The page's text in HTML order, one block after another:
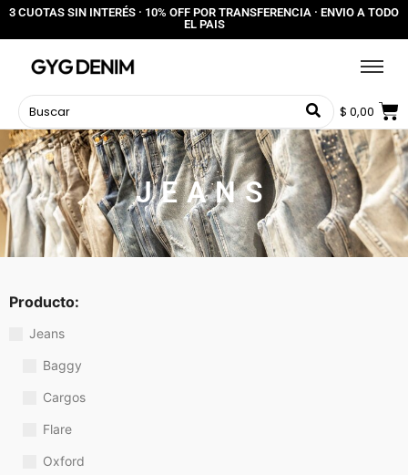
3 CUOTAS SIN INTERÉS · 10% OFF POR TRANSFERENCIA · ENVIO A TODO
EL PAIS
$ 0,00
JEANS
Producto:
Jeans
Baggy
Cargos
Flare
Oxford